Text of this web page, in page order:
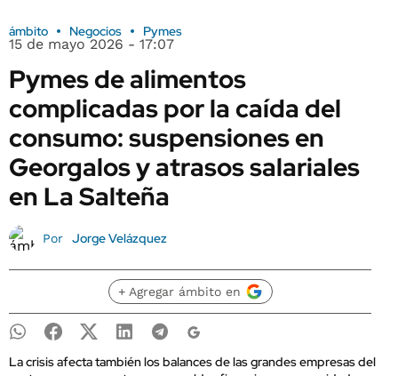
ámbito Negocios Pymes
15 de mayo 2026 - 17:07
Pymes de alimentos
complicadas por la caída del
consumo: suspensiones en
Georgalos y atrasos salariales
en La Salteña
Por Jorge Velázquez
+ Agregar ámbito en
La crisis afecta también los balances de las grandes empresas del